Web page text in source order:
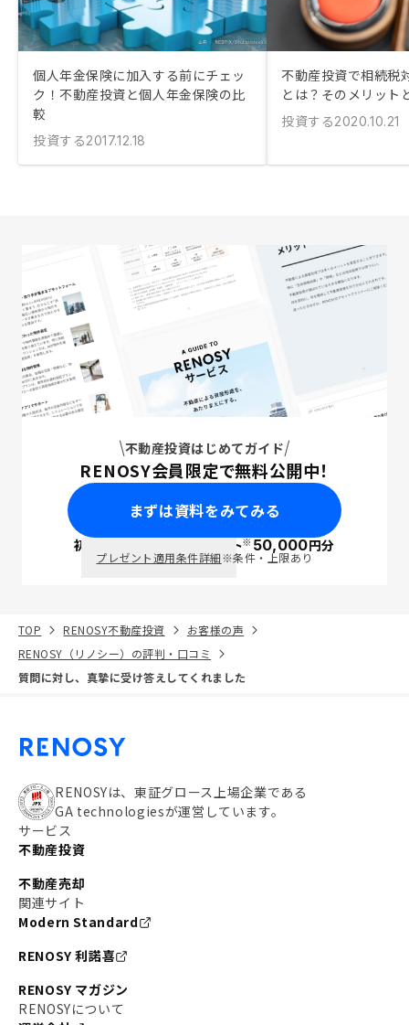
個人年金保険に加入する前にチェッ
ク！不動産投資と個人年金保険の比
較
投資する2017.12.18
不動産投資で相続税
とは？そのメリット
投資する2020.10.21
不動産投資はじめてガイド
RENOSY会員限定で無料公開中！
まずは資料をみてみる
初回面談で ポイント※50,000円分
プレゼント適用条件詳細※条件・上限あり
TOP RENOSY不動産投資
お客様の声
RENOSY（リノシー）の評判・口コミ
質問に対し、真摯に受け答えしてくれました
RENOSYは、東証グロース上場企業である
GA technologiesが運営しています。
サービス
不動産投資
不動産売却
関連サイト
Modern Standard
RENOSY 利諾喜
RENOSY マガジン
RENOSYについて